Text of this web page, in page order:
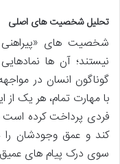
تحلیل شخصیت های اصلی
شخصیت های
نیستند؛ آن ها
گوناگون انسان در
با مهارت تمام، هر یک
فردی پرداخت کرده است
کند و عمق وجودشان را
سوی درک پیام های